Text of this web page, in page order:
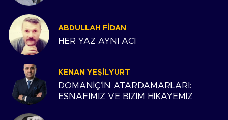
ABDULLAH FIDAN
HER YAZ AYNI ACI
KENAN YEŞILYURT
DOMANİÇ’İN ATARDAMARLARI:
ESNAFIMIZ VE BİZİM HİKAYEMİZ